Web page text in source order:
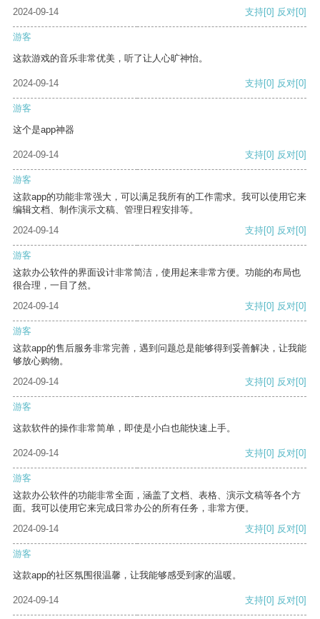
2024-09-14 支持[0] 反对[0]
游客
这款游戏的音乐非常优美，听了让人心旷神怡。
2024-09-14 支持[0] 反对[0]
游客
这个是app神器
2024-09-14 支持[0] 反对[0]
游客
这款app的功能非常强大，可以满足我所有的工作需求。我可以使用它来
编辑文档、制作演示文稿、管理日程安排等。
2024-09-14
支持[0] 反对[0]
游客
这款办公软件的界面设计非常简洁，使用起来非常方便。功能的布局也
很合理，一目了然。
2024-09-14
支持[0] 反对[0]
游客
这款app的售后服务非常完善，遇到问题总是能够得到妥善解决，让我能
够放心购物。
2024-09-14
支持[0] 反对[0]
游客
这款软件的操作非常简单，即使是小白也能快速上手。
2024-09-14 支持[0] 反对[0]
游客
这款办公软件的功能非常全面，涵盖了文档、表格、演示文稿等各个方
面。我可以使用它来完成日常办公的所有任务，非常方便。
2024-09-14
支持[0] 反对[0]
游客
这款app的社区氛围很温馨，让我能够感受到家的温暖。
2024-09-14 支持[0] 反对[0]